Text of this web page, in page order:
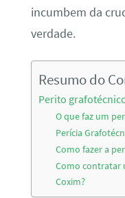
incumbem da
verdade.
Resumo do
Perito
O que faz um
Perícia
Como fazer a
Como contratar
Coxim?